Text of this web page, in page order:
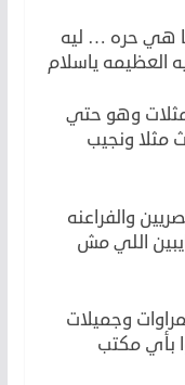
هي حره … ليه
العظيمه ياسلام
وهو حتي
مثلا ونجيب
والفراعنه
اللي مش
وجميلات
بأي مكتب